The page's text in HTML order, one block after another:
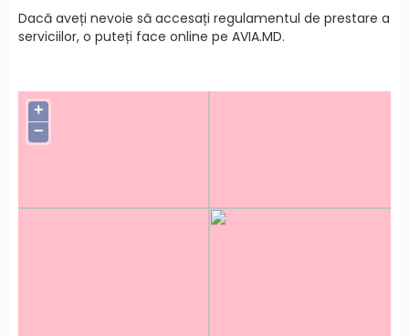
Dacă aveți nevoie să accesați regulamentul de prestare a
serviciilor, o puteți face online pe AVIA.MD.
+
−